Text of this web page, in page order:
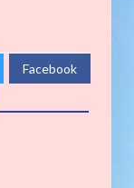
Facebook